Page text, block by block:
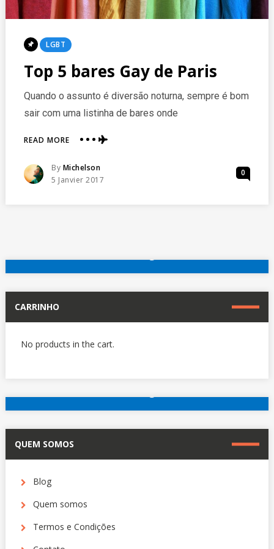
Posted
LGBT
Top 5 bares Gay de Paris
Quando o assunto é diversão noturna, sempre é bom
sair com uma listinha de bares onde
READ MOREABOUT
5
BARES
Posted
By Michelson
Posted
5 Janvier 2017
0
Outros hotéis em Paris
CARRINHO
No products in the cart.
Outros hotéis em Paris
QUEM SOMOS
Blog
Quem somos
Termos e Condições